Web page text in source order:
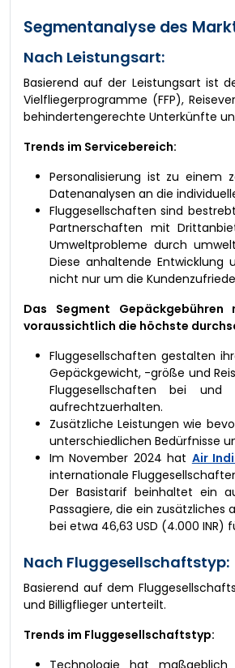
Segmentanalyse des
Nach Leistungsart:
Basierend auf der Leistungsart ist
Vielfliegerprogramme (FFP),
behindertengerechte Unterkünfte
Trends im Servicebereich:
Personalisierung ist zu einem
Datenanalysen an die
Fluggesellschaften sind
Partnerschaften mit
Umweltprobleme durch
Diese anhaltende Entwicklung
nicht nur um die
Das Segment
voraussichtlich die höchste
Fluggesellschaften gestalten
Gepäckgewicht, -größe und
Fluggesellschaften bei und
aufrechtzuerhalten.
Zusätzliche Leistungen wie
unterschiedlichen Bedürfnisse
Im November 2024 hat Air
internationale
Der Basistarif beinhaltet ein
Passagiere, die ein
bei etwa 46,63 USD (4.000 INR)
Nach Fluggesellschaftstyp:
Basierend auf dem
und Billigflieger unterteilt.
Trends im Fluggesellschaftstyp: